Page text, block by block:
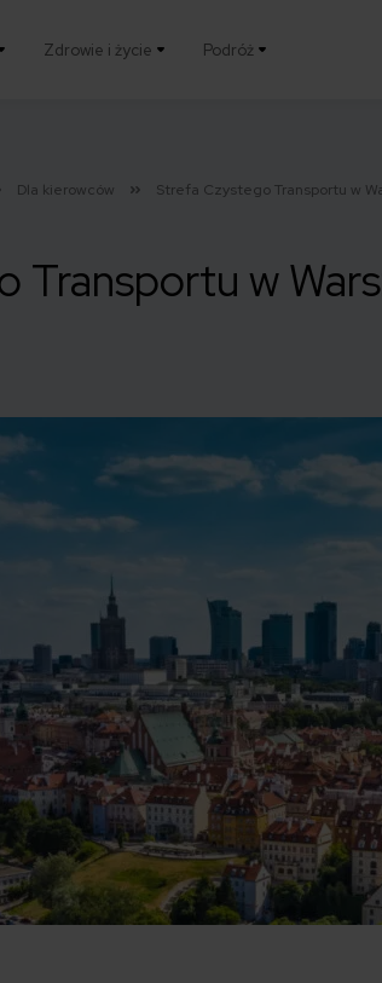
Zdrowie i życie Podróż
Dla kierowców Strefa Czystego Transportu w
Transportu w